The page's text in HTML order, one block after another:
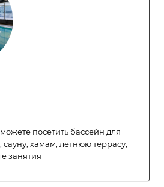
посетить бассейн для
сауну, хамам, летнюю террасу,
занятия